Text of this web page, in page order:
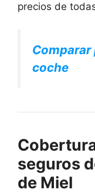
precios de
Comparar
coche
seguros
de Miel